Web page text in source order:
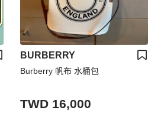
BURBERRY
Burberry 帆布 水桶包
TWD 16,000